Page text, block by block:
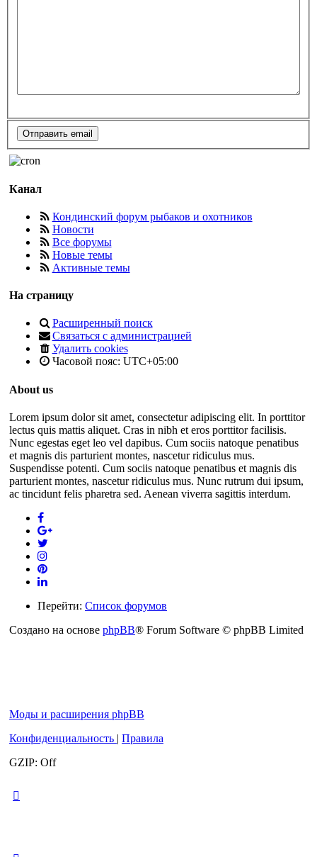
Канал
Кондинский форум рыбаков и охотников
Новости
Все форумы
Новые темы
Активные темы
На страницу
Расширенный поиск
Связаться с администрацией
Удалить cookies
Часовой пояс: UTC+05:00
About us
Lorem ipsum dolor sit amet, consectetur adipiscing elit. In porttitor
lectus quis mattis aliquet. Cras in nibh et eros porttitor facilisis.
Nunc egestas eget leo vel dapibus. Cum sociis natoque penatibus
et magnis dis parturient montes, nascetur ridiculus mus.
Suspendisse potenti. Cum sociis natoque penatibus et magnis dis
parturient montes, nascetur ridiculus mus. Nunc rutrum dui ipsum,
ac tincidunt felis pharetra sed. Aenean viverra sagittis interdum.
Перейти: Список форумов
Создано на основе phpBB® Forum Software © phpBB Limited
Моды и расширения phpBB
Конфиденциальность | Правила
GZIP: Off